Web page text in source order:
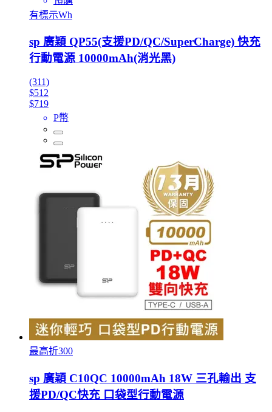
有標示Wh
sp 廣穎 QP55(支援PD/QC/SuperCharge) 快充
行動電源 10000mAh(消光黑)
(311)
$512
$719
P幣
最高折300
sp 廣穎 C10QC 10000mAh 18W 三孔輸出 支
援PD/QC快充 口袋型行動電源